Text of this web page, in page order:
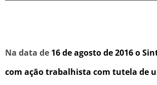
Na data de 16 de agosto de 2016o
com ação trabalhista com tutela de